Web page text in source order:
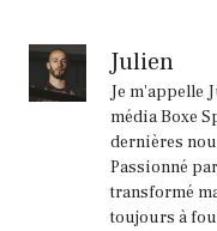
Julien
Je m'appelle
média Boxe
dernières
Passionné
transformé
toujours à